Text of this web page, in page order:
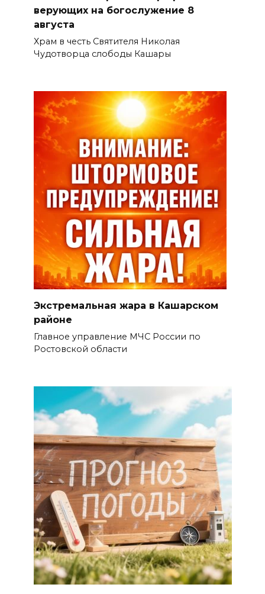
верующих на богослужение 8
августа
Храм в честь Святителя Николая
Чудотворца слободы Кашары
Экстремальная жара в Кашарском
районе
Главное управление МЧС России по
Ростовской области